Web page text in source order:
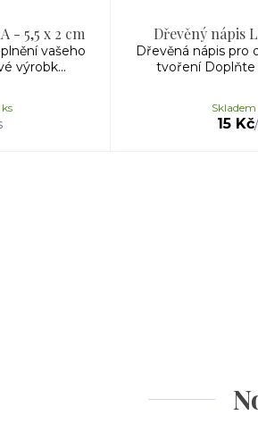
- 5,5 x 2 cm
vašeho
výrobk...
Dřevěný nápis
Dřevěná nápis pro
tvoření Doplňte
15 Kč/
Skladem